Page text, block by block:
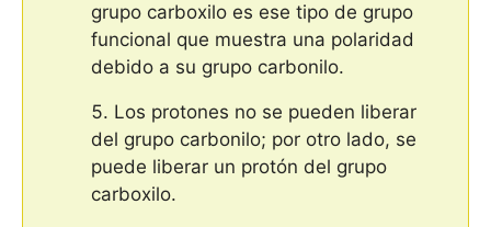
grupo carboxilo es ese tipo de grupo
funcional que muestra una polaridad
debido a su grupo carbonilo.
Los protones no se pueden liberar
del grupo carbonilo; por otro lado, se
puede liberar un protón del grupo
carboxilo.